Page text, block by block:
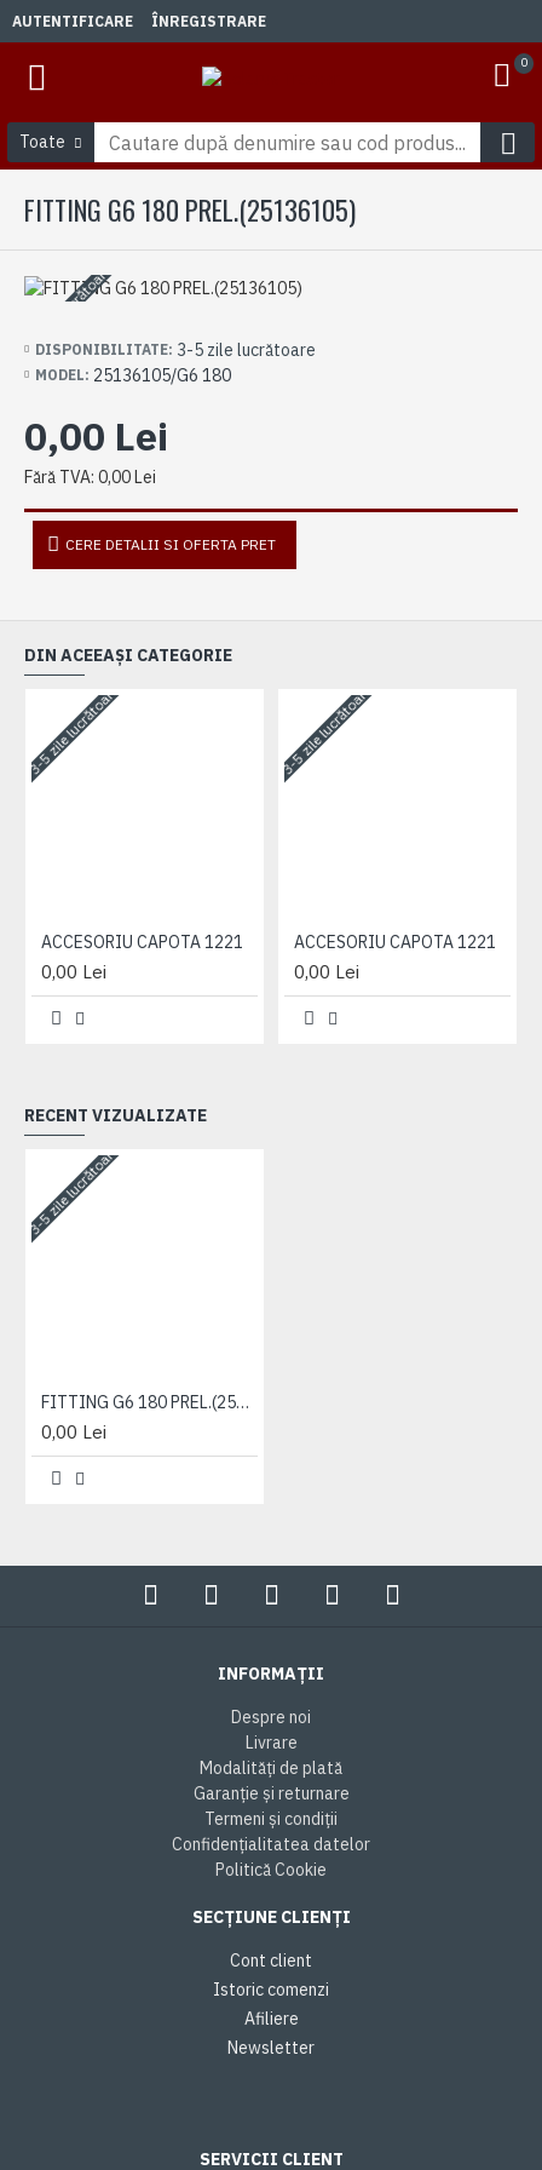
AUTENTIFICARE ÎNREGISTRARE
0
Toate
FITTING G6 180 PREL.(25136105)
3-5 zile lucrătoare
DISPONIBILITATE: 3-5 zile lucrătoare
MODEL: 25136105/G6 180
0,00 Lei
Fără TVA: 0,00 Lei
CERE DETALII SI OFERTA PRET
DIN ACEEAȘI CATEGORIE
3-5 zile lucrătoare
ACCESORIU CAPOTA 1221
0,00 Lei
3-5 zile lucrătoare
ACCESORIU CAPOTA 1221
0,00 Lei
RECENT VIZUALIZATE
3-5 zile lucrătoare
FITTING G6 180 PREL.(25136105)
0,00 Lei
INFORMAȚII
Despre noi
Livrare
Modalități de plată
Garanție și returnare
Termeni și condiții
Confidențialitatea datelor
Politică Cookie
SECȚIUNE CLIENȚI
Cont client
Istoric comenzi
Afiliere
Newsletter
SERVICII CLIENT